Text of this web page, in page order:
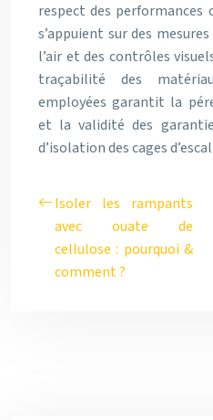
respect des performances
s’appuient sur des
l’air et des contrôles
traçabilité des
employées garantit la
et la validité des
d’isolation des cages
Isoler les rampants
avec ouate de
cellulose : pourquoi &
comment ?